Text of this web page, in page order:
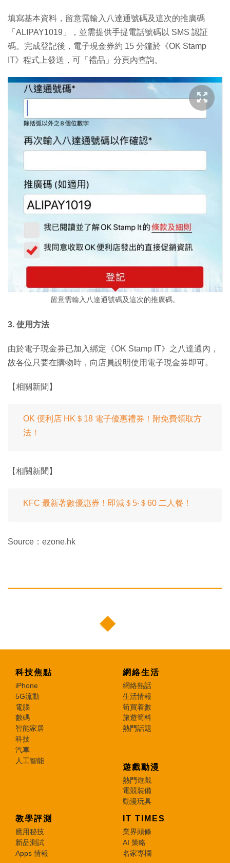
填寫基本資料，留意需輸入八達通號碼及這次的推廣碼
「ALIPAY1019」，並需提供手提電話號碼以 SMS 認証
碼。完成登記後，電子現金券約 15 分鐘於《OK Stamp
IT》程式上發送，可「禮品」分頁內查詢。
留意需輸入八達通號碼及這次的推廣碼。
3. 使用方法
由於電子現金券已加入綁定《OK Stamp IT》之八達通內，
故各位只要在購物時，向店員說明使用電子現金券即可。
【相關新聞】
OK 便利店 HK＄18 電子優惠禮券！附免費領取方
法！
【相關新聞】
KFC 最新著數優惠券！即減＄5‧＄60 二人餐！
Source：ezone.hk
科技焦點
iPhone
5G流動
電腦
數碼
智能家居
科技
汽車
人工智能
網絡生活
網絡熱話
生活情報
筍買着數
旅遊筍料
熱門話題
遊戲動漫
熱門遊戲
電競裝備
動漫玩具
教學評測
應用秘技
新品測試
Apps 情報
IT TIMES
業界頭條
AI 策略
名家專欄